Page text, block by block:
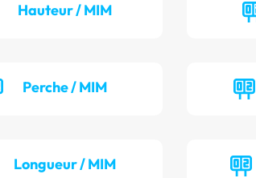
Hauteur / MIM
Perche / MIM
Longueur / MIM